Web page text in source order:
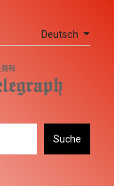
Deutsch
Suche